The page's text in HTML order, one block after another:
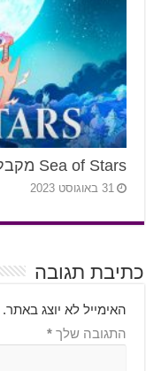
Sea of Stars מקבל טריילר השקה ל-Switch
31 באוגוסט 2023
כתיבת תגובה
האימייל לא יוצג באתר.
התגובה שלך *